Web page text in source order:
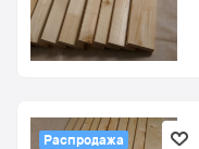
Распродажа